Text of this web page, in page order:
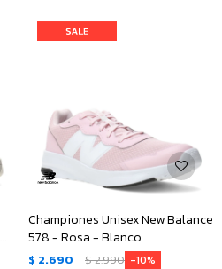
Championes Unisex New Balance
578 - Rosa - Blanco
$ 2.690 $2.990 10